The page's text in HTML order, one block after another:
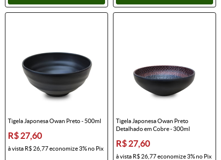
Tigela Japonesa Owan Preto - 500ml
R$ 27,60
à vista R$ 26,77economize3%no Pix
Tigela Japonesa Owan Preto
Detalhado em Cobre - 300ml
R$ 27,60
à vista R$ 26,77economize3%no Pix